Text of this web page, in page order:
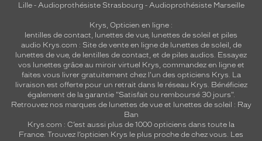
Lille- Audioprothésiste Strasbourg - Audioprothésiste Marseille
Krys, Opticien en ligne :
lentilles de contact lunettes de vue, lunettes de soleil et piles
audio Krys.com : Site de vente en ligne de lunettes de soleil, de
lunettes de vue, de lentilles de contact , et de piles audios. Essayez
vos lunettes grâce au miroir virtuel Krys, commandez en ligne et
faites vous livrer gratuitement chez l'un des opticiens Krys. La
livraison est offerte pour un retrait dans le réseau Krys. Bénéficiez
également de la garantie "Satisfait ou remboursé 30 jours".
Retrouvez nos marques de lunettes de vue et lunettes de soleil : Ray
Ban
Krys.com : C’est aussi plus de 1000 opticiens dans toute la
France. Trouvez l’opticien Krys le plus proche de chez vous . Les